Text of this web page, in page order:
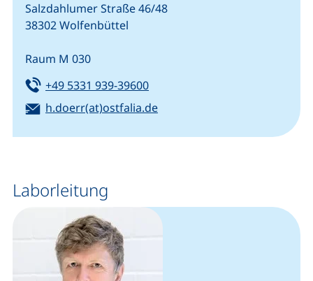
Salzdahlumer Straße 46/48
38302 Wolfenbüttel
Raum M 030
Tel:
+49 5331 939-39600(startet einen Telefonanruf,
E-Mail:
h.doerr(at)ostfalia.de
Laborleitung